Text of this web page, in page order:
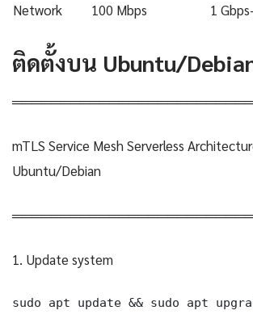
Network 100 Mbps 1
ติดตั้งบน Ubuntu/
mTLS Service Mesh Serverless
Ubuntu/Debian
1. Update system
sudo apt update && sudo apt